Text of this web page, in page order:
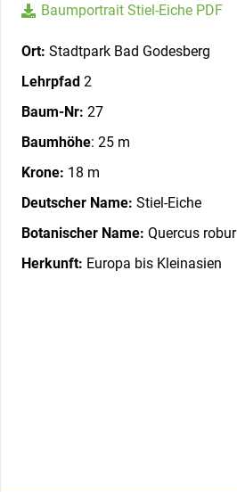
Baumportrait Stiel-Eiche PDF
Ort: Stadtpark Bad Godesberg
Lehrpfad 2
Baum-Nr: 27
Baumhöhe: 25 m
Krone: 18 m
Deutscher Name: Stiel-Eiche
Botanischer Name: Quercus robur
Herkunft: Europa bis Kleinasien